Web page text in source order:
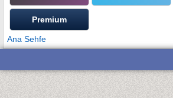
Premium
Ana Sehfe